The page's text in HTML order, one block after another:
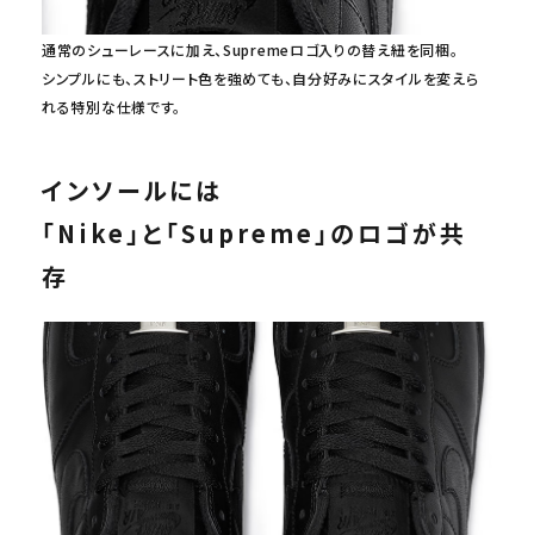
通常のシューレースに加え、Supremeロゴ入りの替え紐を同梱。
シンプルにも、ストリート色を強めても、自分好みにスタイルを変えら
れる特別な仕様です。
インソールには
「Nike」と「Supreme」のロゴが共
存